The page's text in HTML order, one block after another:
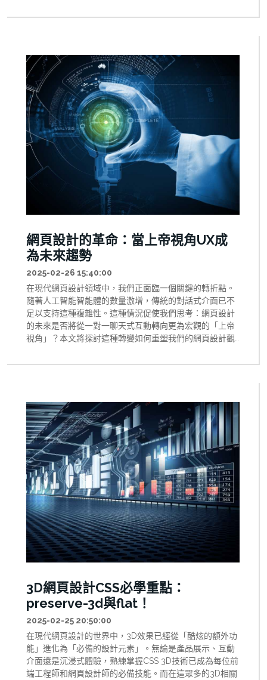
網頁設計的革命：當上帝視角UX成
為未來趨勢
2025-02-26 15:40:00
在現代網頁設計領域中，我們正面臨一個關鍵的轉折點。
隨著人工智能智能體的數量激增，傳統的對話式介面已不
足以支持這種複雜性。這種情況促使我們思考：網頁設計
的未來是否將從一對一聊天式互動轉向更為宏觀的「上帝
視角」？本文將探討這種轉變如何重塑我們的網頁設計觀
能體使用者介面(AUI)的藍圖。
3D網頁設計CSS必學重點：
preserve-3d與flat！
2025-02-25 20:50:00
在現代網頁設計的世界中，3D效果已經從「酷炫的額外功
能」進化為「必備的設計元素」。無論是產品展示、互動
介面還是沉浸式體驗，熟練掌握CSS 3D技術已成為每位前
端工程師和網頁設計師的必備技能。而在這眾多的3D相關